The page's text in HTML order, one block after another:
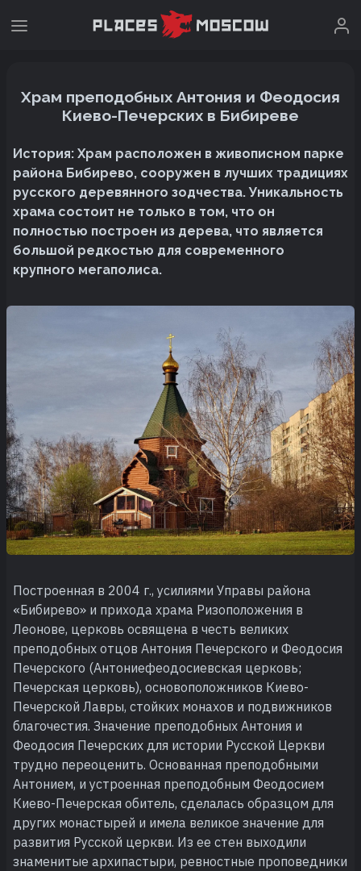
Храм преподобных Антония и Феодосия
Киево-Печерских в Бибиреве
История: Храм расположен в живописном парке
района Бибирево, сооружен в лучших традициях
русского деревянного зодчества. Уникальность
храма состоит не только в том, что он
полностью построен из дерева, что является
большой редкостью для современного
крупного мегаполиса.
Построенная в 2004 г., усилиями Управы района
«Бибирево» и прихода храма Ризоположения в
Леонове, церковь освящена в честь великих
преподобных отцов Антония Печерского и Феодосия
Печерского (Антониефеодосиевская церковь;
Печерская церковь), основоположников Киево-
Печерской Лавры, стойких монахов и подвижников
благочестия. Значение преподобных Антония и
Феодосия Печерских для истории Русской Церкви
трудно переоценить. Основанная преподобными
Антонием, и устроенная преподобным Феодосием
Киево-Печерская обитель, сделалась образцом для
других монастырей и имела великое значение для
развития Русской церкви. Из ее стен выходили
знаменитые архипастыри, ревностные проповедники